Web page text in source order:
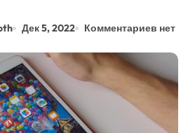
Дек 5, 2022 Комментариев нет